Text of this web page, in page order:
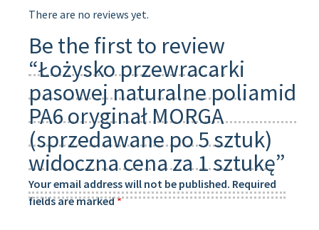
There are no reviews yet.
Be the first to review
“Łożysko przewracarki
pasowej naturalne poliamid
PA6 oryginał MORGA
(sprzedawane po 5 sztuk)
widoczna cena za 1 sztukę”
Your email address will not be published. Required
fields are marked*